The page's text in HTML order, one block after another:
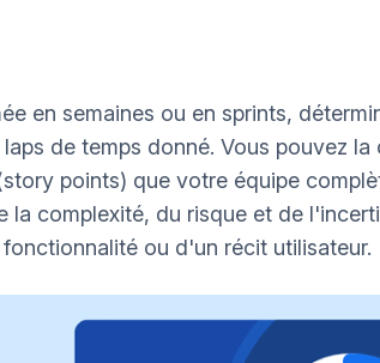
en semaines ou en sprints,
de temps donné. Vous pouvez la
points) que votre équipe
la complexité, du risque et de
ou d'un récit utilisateur.